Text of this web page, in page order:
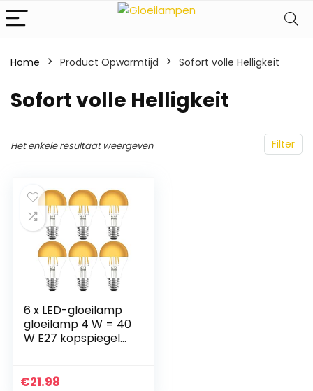
Home Product Opwarmtijd ‎Sofort volle Helligkeit
‎Sofort volle Helligkeit
Filter
Het enkele resultaat weergeven
6 x LED-gloeilamp
gloeilamp 4 W = 40
W E27 kopspiegel
nostalgie
€21.98